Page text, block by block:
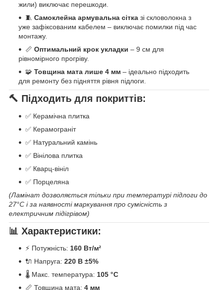
жили) виключає перешкоди.
🧵 Самоклейна армувальна сітка зі скловолокна з
уже зафіксованим кабелем – виключає помилки під час
монтажу.
📏 Оптимальний крок укладки – 9 см для
рівномірного прогріву.
🧩 Товщина мата лише 4 мм – ідеально підходить
для ремонту без підняття рівня підлоги.
🔨 Підходить для покриттів:
✅ Керамічна плитка
✅ Керамограніт
✅ Натуральний камінь
✅ Вінілова плитка
✅ Кварц-вініл
✅ Порцеляна
(Ламінат дозволяється тільки при температурі підлоги до
27°C і за наявності маркування про сумісність з
електричним підігрівом)
📊 Характеристики:
⚡ Потужність: 160 Вт/м²
🔌 Напруга: 220 В ±5%
🌡️ Макс. температура: 105 °C
📏 Товщина мата: 4 мм